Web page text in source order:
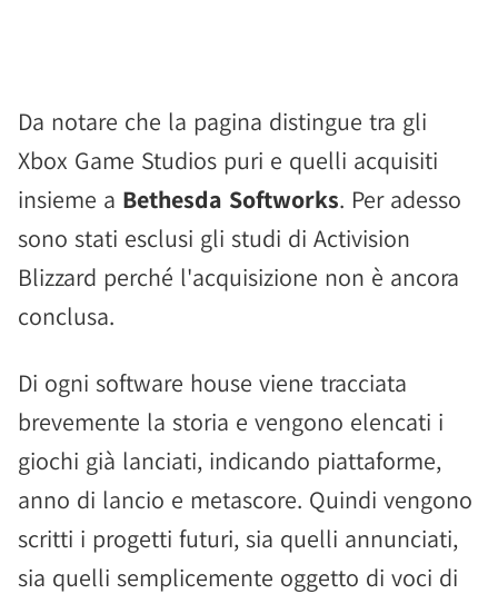
Da notare che la pagina distingue tra gli
Xbox Game Studios puri e quelli acquisiti
insieme a Bethesda Softworks. Per adesso
sono stati esclusi gli studi di Activision
Blizzard perché l'acquisizione non è ancora
conclusa.
Di ogni software house viene tracciata
brevemente la storia e vengono elencati i
giochi già lanciati, indicando piattaforme,
anno di lancio e metascore. Quindi vengono
scritti i progetti futuri, sia quelli annunciati,
sia quelli semplicemente oggetto di voci di